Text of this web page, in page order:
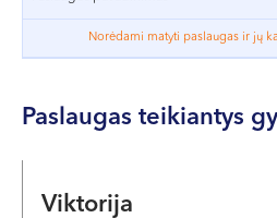
VI, VII --
Norėdami matyti paslaugas ir jų
Paslaugas teikiantys
Viktorija